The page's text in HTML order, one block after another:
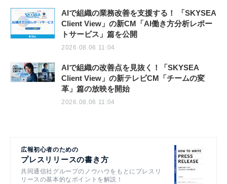
AIで組織の業務改善を支援する！ 「SKYSEA
Client View」の新CM「AI働き方分析レポー
トサービス」篇を公開
2026.08.06 11:04
AIで組織の改善点を見抜く！「SKYSEA
Client View」の新テレビCM「チームの変
革」篇の放映を開始
2026.08.06 11:04
広報初心者のための
プレスリリースの書き方
共同通信社グループのノウハウをもとにプレスリ
リースの基本的なポイントを解説！